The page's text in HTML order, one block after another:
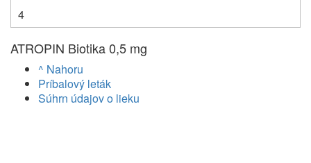
4
ATROPIN Biotika 0,5 mg
^ Nahoru
Príbalový leták
Súhrn údajov o lieku